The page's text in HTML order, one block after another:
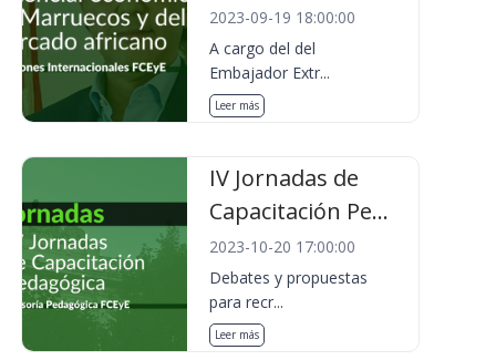
2023-09-19 18:00:00
A cargo del del
Embajador Extr...
Leer más
IV Jornadas de
Capacitación Pe...
2023-10-20 17:00:00
Debates y propuestas
para recr...
Leer más